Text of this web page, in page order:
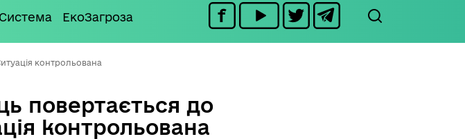
ЕкоЗагроза
контрольована
повертається до
контрольована